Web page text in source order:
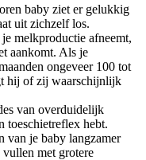
baby ziet er gelukkig
uit zichzelf los.
melkproductie afneemt,
aankomt. Als je
ongeveer 100 tot
hij of zij waarschijnlijk
van overduidelijk
toeschietreflex hebt.
van je baby langzamer
met grotere